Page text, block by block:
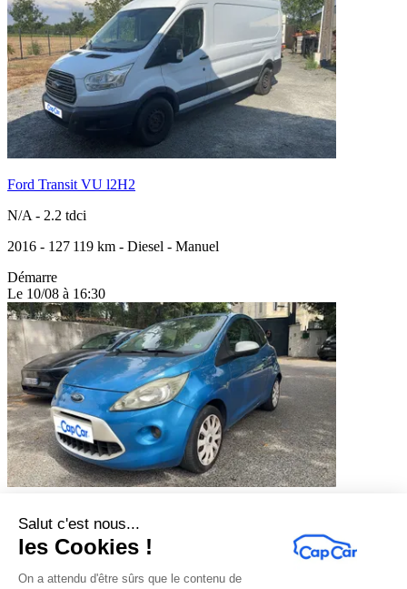
Salut c'est nous...
les Cookies !
On a attendu d'être sûrs que le contenu de
Ford Transit VU l2H2
N/A - 2.2 tdci
2016 - 127 119 km - Diesel - Manuel
Démarre
Le 10/08 à 16:30
First Edition-1.2 69
2009 - 78 126 km- Essence - Manuel